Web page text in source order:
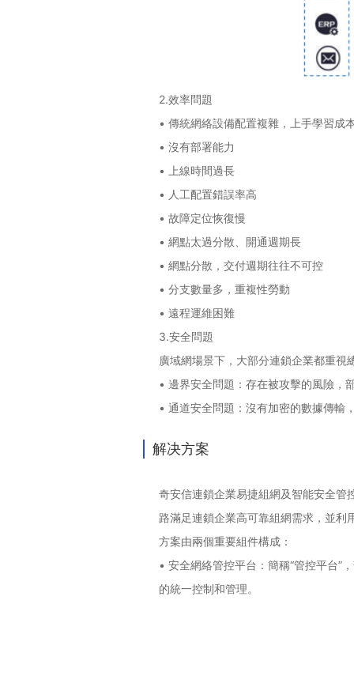
2.效率問題
• 傳統網絡設備配置複雜，上手學習成
• 沒有部署能力
• 上線時間過長
• 人工配置錯誤率高
• 故障定位恢復慢
• 網點太過分散、開通週期長
• 網點分散，交付週期往往不可控
• 分支數量多，重複性勞動
• 遠程運維困難
3.安全問題
廣域網場景下，大部分連鎖企業都重
• 邊界安全問題：存在被攻擊的風險，
• 通道安全問題：沒有加密的數據傳輸
解决方案
奇安信連鎖企業易捷組網及智能安全管
路滿足連鎖企業高可靠組網需求，並利
方案由兩個重要組件構成：
• 安全網絡管控平台：簡稱“管控平台”
的統一控制和管理。